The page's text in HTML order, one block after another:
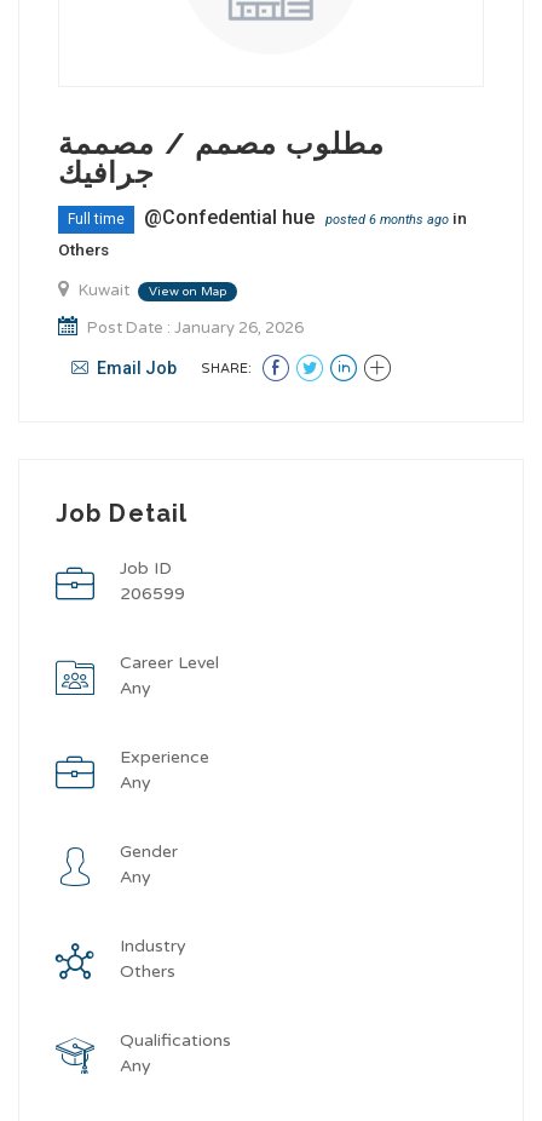
مطلوب مصمم / مصممة
جرافيك
Full time @Confedential hue posted 6 months ago in
Others
Kuwait View on Map
Post Date : January 26, 2026
Email Job SHARE:
Job Detail
Job ID
206599
Career Level
Any
Experience
Any
Gender
Any
Industry
Others
Qualifications
Any